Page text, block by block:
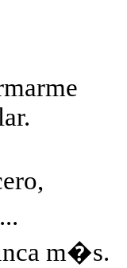
m�s.